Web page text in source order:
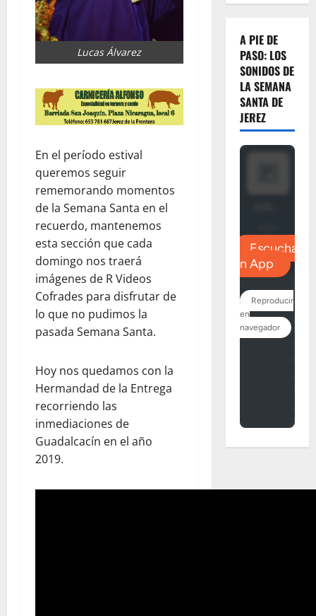
Lucas Álvarez
En el período estival
queremos seguir
rememorando momentos
de la Semana Santa en el
recuerdo, mantenemos
esta sección que cada
domingo nos traerá
imágenes de R Videos
Cofrades para disfrutar de
lo que no pudimos la
pasada Semana Santa.
Hoy nos quedamos con la
Hermandad de la Entrega
recorriendo las
inmediaciones de
Guadalcacín en el año
2019.
A PIE DE
PASO: LOS
SONIDOS DE
LA SEMANA
SANTA DE
JEREZ